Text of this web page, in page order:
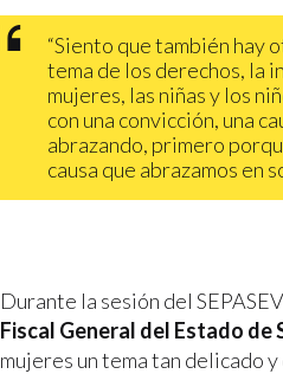
“Siento que también hay
tema de los derechos, la
mujeres, las niñas y los
con una convicción, una
abrazando, primero
causa que abrazamos en
Durante la sesión del
Fiscal General del Estado de
mujeres un tema tan delicado